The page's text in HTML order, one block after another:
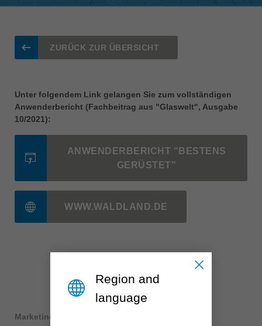
Suomi
Taiwan
türkçe
USA
Việt Nam
tiếng việt
中国
Україна
ZURÜCK ZUR ÜBERSICHT
Unter folgendem Link gelangen Sie zum vollständigen
Anwenderbericht (Fachbeitrag aus "Glaswelt", Ausgabe
10/2021):
ANWENDERBERICHT "BESTENS
GERÜSTET"
WWW.WALDLAND.DE
Marketing
Region and
language